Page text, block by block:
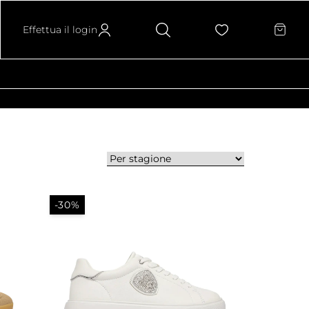
Effettua il login
-30%